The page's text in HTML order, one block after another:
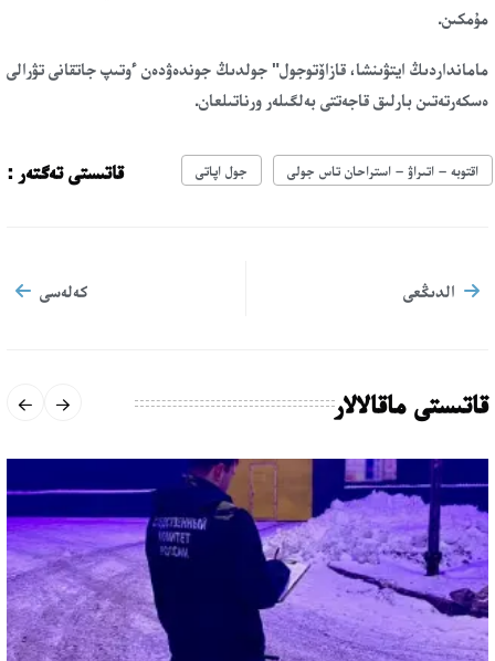
مۇمكىن.
مامانداردىڭ ايتۋىنشا، قازاۆتوجول" جولدىڭ جوندەۋدەن ءوتىپ جاتقانى تۋرالى
ەسكەرتەتىن بارلىق قاجەتتى بەلگىلەر ورناتىلعان.
قاتىستى تەگتەر : اقتوبە – اتىراۋ – استراحان تاس جولى جول اپاتى
الدىڭعى كەلەسى
قاتىستى ماقالالار